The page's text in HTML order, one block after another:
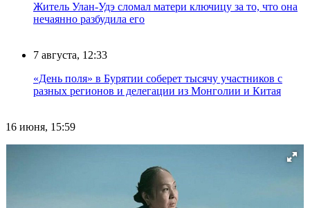
Житель Улан-Удэ сломал матери ключицу за то, что она
нечаянно разбудила его
7 августа, 12:33
«День поля» в Бурятии соберет тысячу участников с
разных регионов и делегации из Монголии и Китая
16 июня, 15:59